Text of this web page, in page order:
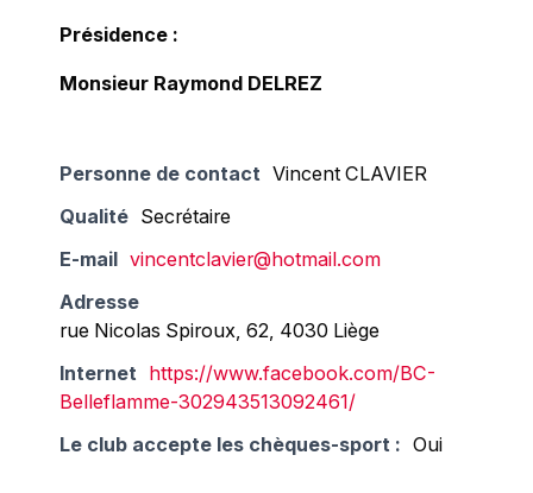
Présidence :
Monsieur Raymond DELREZ
Personne de contact Vincent CLAVIER
Qualité Secrétaire
E-mail vincentclavier@hotmail.com
Adresse
rue Nicolas Spiroux, 62, 4030 Liège
Internet https://www.facebook.com/BC-
Belleflamme-302943513092461/
Le club accepte les chèques-sport : Oui